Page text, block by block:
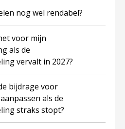
nog wel rendabel?
als de
vervalt in 2027?
als de
straks stopt?